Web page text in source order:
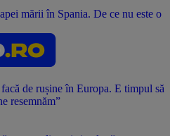
mării în Spania. De ce nu este o
de rușine în Europa. E timpul să
resemnăm”